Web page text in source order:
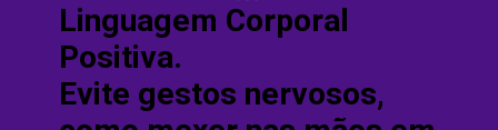
Linguagem Corporal
Positiva.
Evite gestos nervosos,